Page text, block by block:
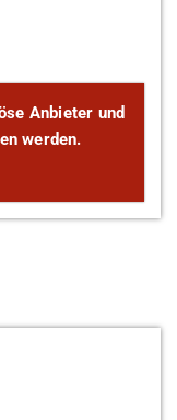
Anbieter und
werden.